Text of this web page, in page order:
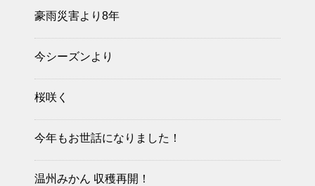
豪雨災害より8年
今シーズンより
桜咲く
今年もお世話になりました！
温州みかん 収穫再開！